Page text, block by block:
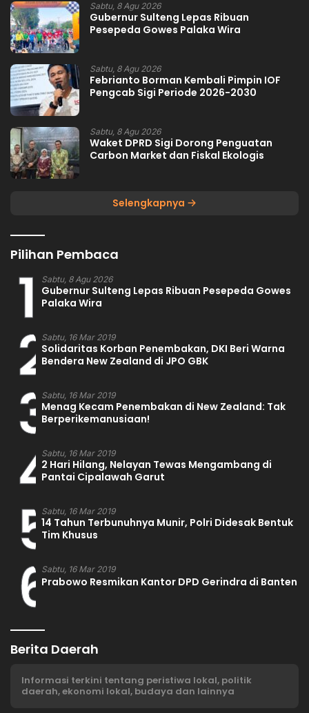
Sabtu, 8 Agu 2026
Gubernur Sulteng Lepas Ribuan
Pesepeda Gowes Palaka Wira
Sabtu, 8 Agu 2026
Febrianto Borman Kembali Pimpin IOF
Pengcab Sigi Periode 2026-2030
Sabtu, 8 Agu 2026
Waket DPRD Sigi Dorong Penguatan
Carbon Market dan Fiskal Ekologis
Selengkapnya
Pilihan Pembaca
1 Sabtu, 8 Agu 2026
Gubernur Sulteng Lepas Ribuan Pesepeda Gowes
Palaka Wira
2Sabtu, 16 Mar 2019
Solidaritas Korban Penembakan, DKI Beri Warna
Bendera New Zealand di JPO GBK
3Sabtu, 16 Mar 2019
Menag Kecam Penembakan di New Zealand: Tak
Berperikemanusiaan!
4Sabtu, 16 Mar 2019
2 Hari Hilang, Nelayan Tewas Mengambang di
Pantai Cipalawah Garut
5Sabtu, 16 Mar 2019
14 Tahun Terbunuhnya Munir, Polri Didesak Bentuk
Tim Khusus
6Sabtu, 16 Mar 2019
Prabowo Resmikan Kantor DPD Gerindra di Banten
Berita Daerah
Informasi terkini tentang peristiwa lokal, politik
daerah, ekonomi lokal, budaya dan lainnya